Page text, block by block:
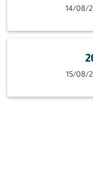
14/08/
15/08/